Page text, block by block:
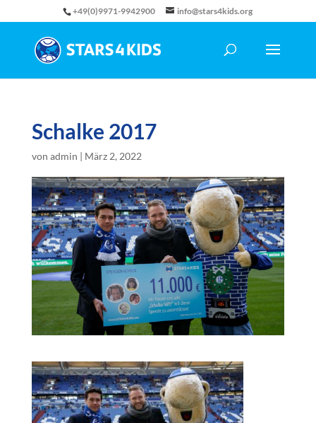
+49(0)9971-9942900 info@stars4kids.org
Schalke 2017
von admin | März 2, 2022